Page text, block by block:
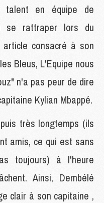
talent en équipe de
se rattraper lors du
article consacré à son
Bleus, L'Equipe nous
n'a pas peur de dire
Kylian Mbappé.
très longtemps (ils
amis, ce qui est sans
toujours) à l'heure
Ainsi, Dembélé
clair à son capitaine ,